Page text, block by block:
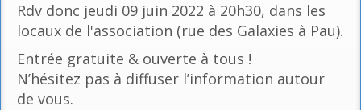
Rdv donc jeudi 09 juin 2022 à 20h30, dans les
locaux de l'association (rue des Galaxies à Pau).
Entrée gratuite & ouverte à tous !
N’hésitez pas à diffuser l’information autour
de vous.